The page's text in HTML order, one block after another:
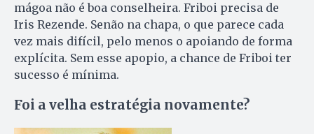
mágoa não é boa conselheira. Friboi precisa de
Iris Rezende. Senão na chapa, o que parece cada
vez mais difícil, pelo menos o apoiando de forma
explícita. Sem esse apopio, a chance de Friboi ter
sucesso é mínima.
Foi a velha estratégia novamente?